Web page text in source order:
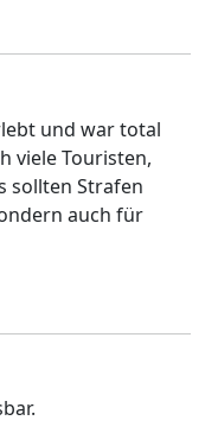
und war total
viele Touristen,
sollten Strafen
auch für